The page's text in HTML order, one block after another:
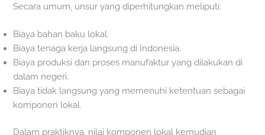
Secara umum, unsur yang diperhitungkan meliputi:
Biaya bahan baku lokal.
Biaya tenaga kerja langsung di Indonesia.
Biaya produksi dan proses manufaktur yang dilakukan di
dalam negeri.
Biaya tidak langsung yang memenuhi ketentuan sebagai
komponen lokal.
Dalam praktiknya, nilai komponen lokal kemudian